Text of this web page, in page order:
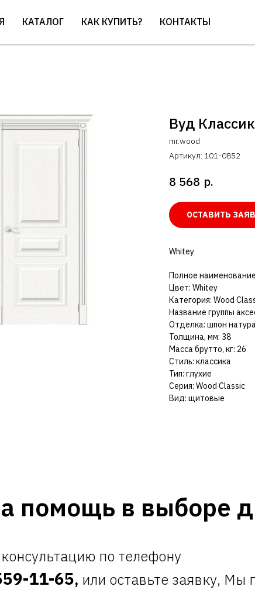
КАТАЛОГ КАК КУПИТЬ? КОНТАКТЫ
Вуд
mr.wood
Артикул: 101-0852
8 568 р.
ОСТАВИТЬ
Whitey
Полное
Цвет: Whitey
Категория: Wood
Название группы
Отделка: шпон
Толщина, мм: 38
Масса брутто, кг: 26
Стиль: классика
Тип: глухие
Серия: Wood Classic
Вид: щитовые
помощь в выборе
по телефону
11-65, или оставьте заявку, Мы